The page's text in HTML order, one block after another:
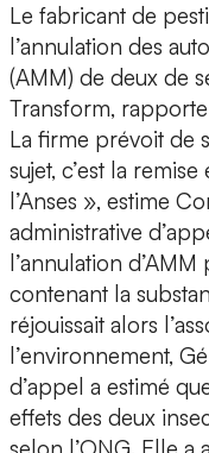
Le fabricant de
l’annulation des
(AMM) de deux de
Transform,
La firme prévoit de
sujet, c’est la
l’Anses », estime
administrative
l’annulation
contenant la
réjouissait alors
l’environnement,
d’appel a estimé
effets des deux